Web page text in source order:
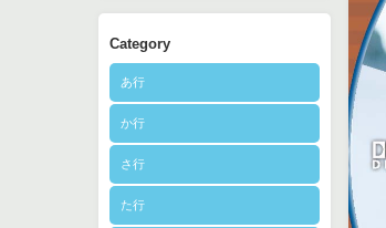
Category
あ行
か行
さ行
た行